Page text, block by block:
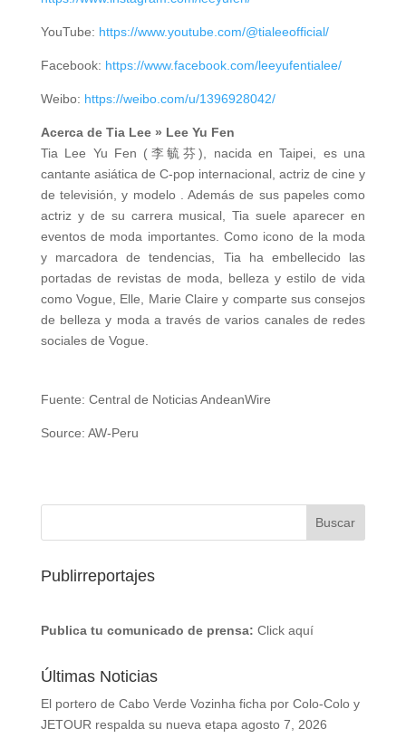
YouTube: https://www.youtube.com/@tialeeofficial/
Facebook: https://www.facebook.com/leeyufentialee/
Weibo: https://weibo.com/u/1396928042/
Acerca de Tia Lee » Lee Yu Fen
Tia Lee Yu Fen (李毓芬), nacida en Taipei, es una
cantante asiática de C-pop internacional, actriz de cine y
de televisión, y modelo . Además de sus papeles como
actriz y de su carrera musical, Tia suele aparecer en
eventos de moda importantes. Como icono de la moda
y marcadora de tendencias, Tia ha embellecido las
portadas de revistas de moda, belleza y estilo de vida
como Vogue, Elle, Marie Claire y comparte sus consejos
de belleza y moda a través de varios canales de redes
sociales de Vogue.
Fuente: Central de Noticias AndeanWire
Source: AW-Peru
Publirreportajes
Publica tu comunicado de prensa: Click aquí
Últimas Noticias
El portero de Cabo Verde Vozinha ficha por Colo-Colo y
JETOUR respalda su nueva etapa agosto 7, 2026